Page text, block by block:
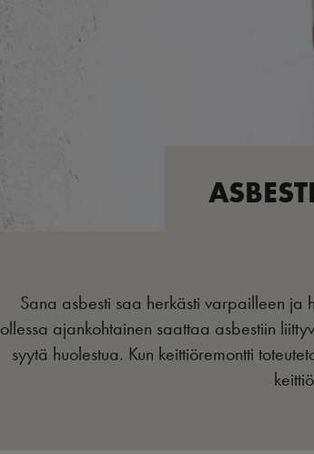
Sana asbesti saa herkästi varpailleen ja
ollessa ajankohtainen saattaa asbestiin
syytä huolestua. Kun keittiöremontti